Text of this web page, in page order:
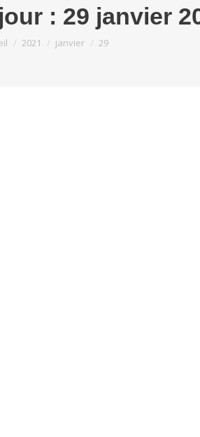
: 29 janvier
êtes ici :
2021 janvier 29